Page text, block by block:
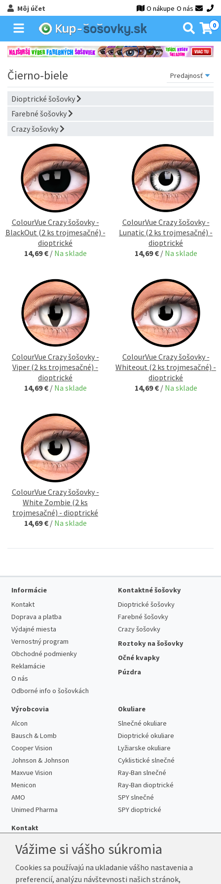
Môj účet O nákupe O nás
0
Čierno-biele
Dioptrické šošovky
Farebné šošovky
Crazy šošovky
ColourVue Crazy šošovky -
BlackOut (2 ks trojmesačné) -
dioptrické
14,69 € / Na sklade
ColourVue Crazy šošovky -
Lunatic (2 ks trojmesačné) -
dioptrické
14,69 € / Na sklade
ColourVue Crazy šošovky -
Viper (2 ks trojmesačné) -
dioptrické
14,69 € / Na sklade
ColourVue Crazy šošovky -
Whiteout (2 ks trojmesačné) -
dioptrické
14,69 € / Na sklade
ColourVue Crazy šošovky -
White Zombie (2 ks
trojmesačné) - dioptrické
14,69 € / Na sklade
Informácie
Kontakt
Doprava a platba
Výdajné miesta
Vernostný program
Obchodné podmienky
Reklamácie
O nás
Odborné info o šošovkách
Kontaktné šošovky
Dioptrické šošovky
Farebné šošovky
Crazy šošovky
Roztoky na šošovky
Očné kvapky
Púzdra
Výrobcovia
Alcon
Bausch & Lomb
Cooper Vision
Johnson & Johnson
Maxvue Vision
Menicon
AMO
Unimed Pharma
Okuliare
Slnečné okuliare
Dioptrické okuliare
Lyžiarske okuliare
Cyklistické slnečné
Ray-Ban slnečné
Ray-Ban dioptrické
SPY slnečné
SPY dioptrické
Kontakt
Telefón:+421 222 205 863
E-mail:info@kup-sosovky.sk
Vážime si vášho súkromia
Cookies sa používajú na ukladanie vášho nastavenia a
preferencií, analýzu návštevnosti našich stránok,